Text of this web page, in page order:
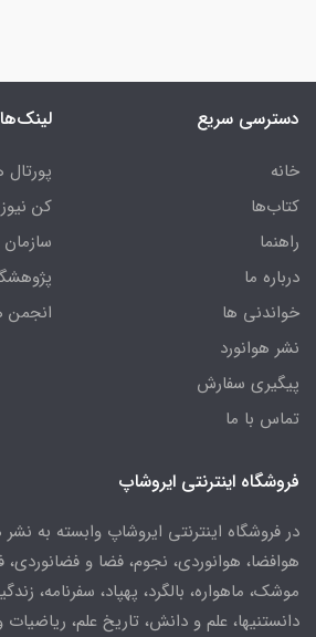
دسترسی سریع
خانه
کتاب‌ها
راهنما
درباره ما
خواندنی ها
نشر هوانورد
پیگیری سفارش
تماس با ما
کن نیوز
انجمن
فروشگاه اینترنتی ایروشاپ
در فروشگاه اینترنتی ایروشاپ وابسته به
هوافضا، هوانوردی، نجوم، فضا و فضانوردی،
موشک، ماهواره، بالگرد، پهپاد، سفرنامه،
دانستنیها، علم و دانش، تاریخ علم،